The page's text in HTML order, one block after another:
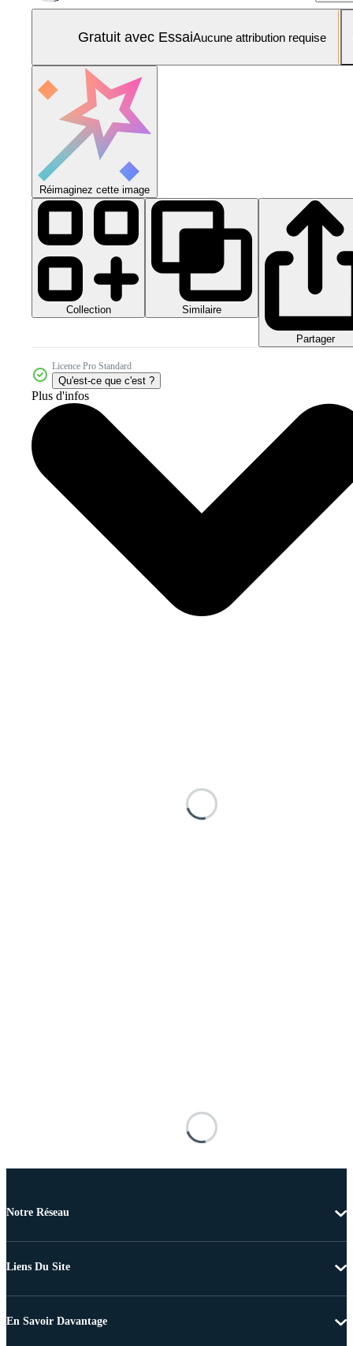
Gratuit avec EssaiAucune attribution requise
Réimaginez cette image
Collection Similaire
Partager
Licence Pro Standard
Qu'est-ce que c'est ?
Plus d'infos
Notre Réseau
Liens Du Site
En Savoir Davantage